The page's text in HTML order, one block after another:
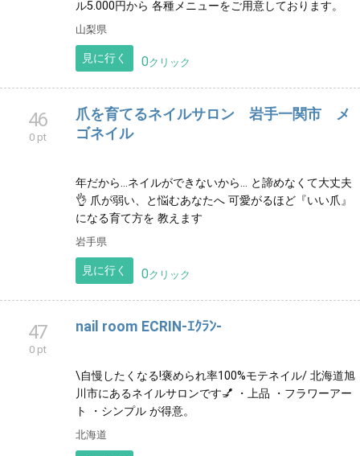
ル5.000円から 各種メニューをご用意しております。
山梨県
見に行く 0クリック
46
0 pt
爪を育てるネイルサロン 岩手一関市 メ
ゴネイル
年だから…ネイルができないから… と諦めなくて大丈夫
👌 爪が弱い、と悩むあなたへ 可愛がるほど『いい爪』
になる育て方を 教えます
岩手県
見に行く 0クリック
47
0 pt
nail room ECRIN-ｴｸﾗﾝ-
\自慢したくなる!褒められ率100%モテネイル/ 北海道旭
川市にあるネイルサロンです💅 ・上品 ・フラワーアー
ト ・シンプル が得意。
北海道